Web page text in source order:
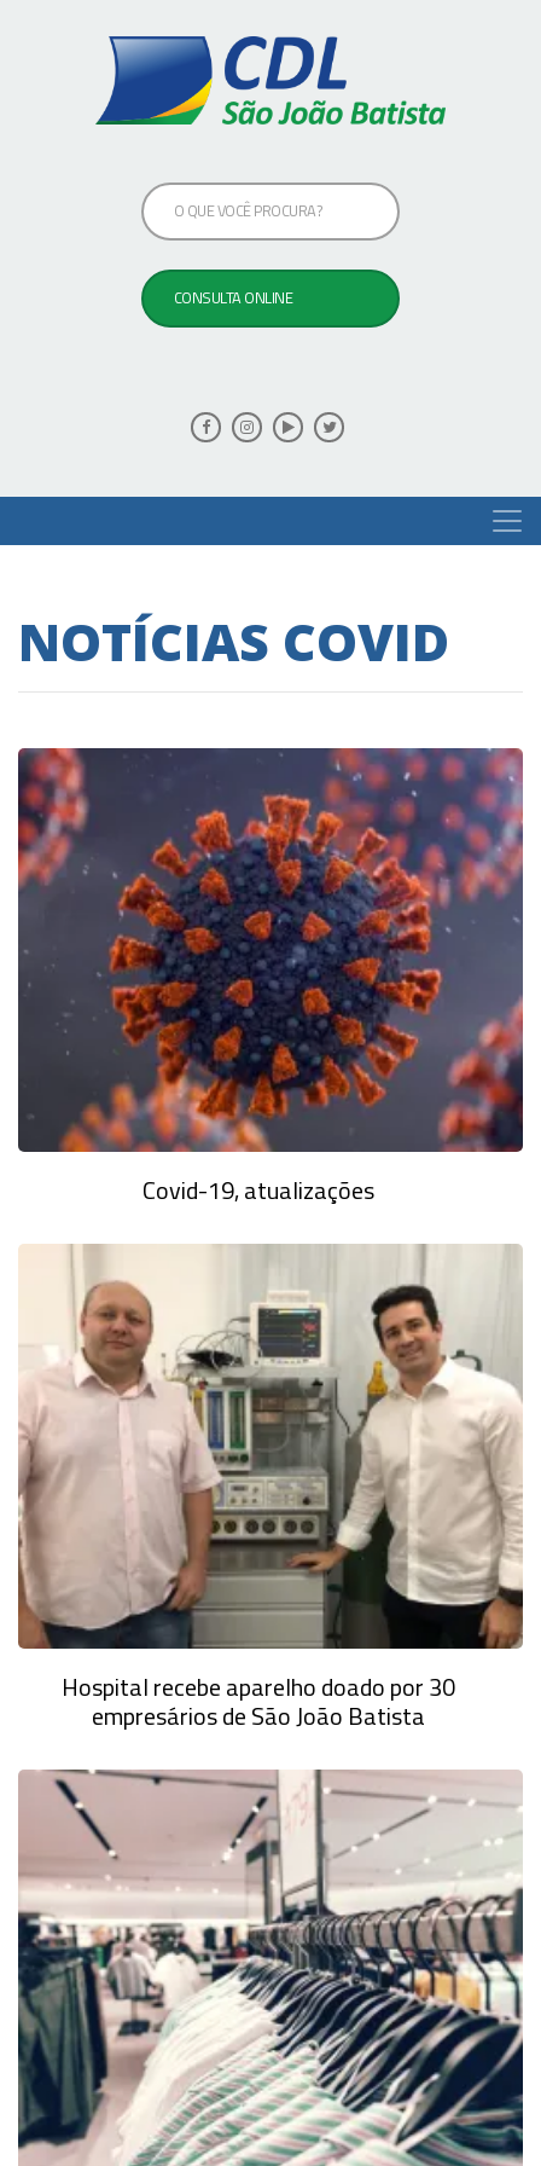
NOTÍCIAS COVID
Covid-19, atualizações
Hospital recebe aparelho doado por 30
empresários de São João Batista